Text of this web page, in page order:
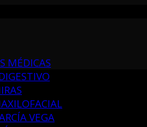
MÉDICAS
VEGA